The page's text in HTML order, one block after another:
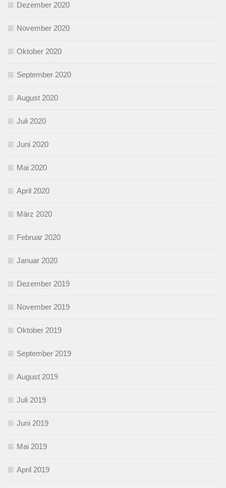
Dezember 2020
November 2020
Oktober 2020
September 2020
August 2020
Juli 2020
Juni 2020
Mai 2020
April 2020
März 2020
Februar 2020
Januar 2020
Dezember 2019
November 2019
Oktober 2019
September 2019
August 2019
Juli 2019
Juni 2019
Mai 2019
April 2019